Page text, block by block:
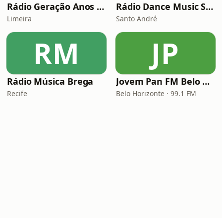
Rádio Geração Anos 80s Flashback
Limeira
Rádio Dance Music Super Hits
Santo André
RM
Rádio Música Brega
Recife
JP
Jovem Pan FM Belo Horizonte
Belo Horizonte · 99.1 FM